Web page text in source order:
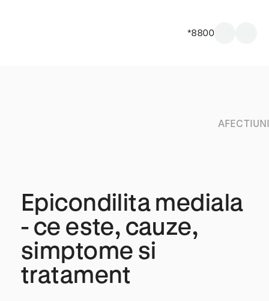
*8800
Epicondilita mediala
- ce este, cauze,
simptome si
tratament